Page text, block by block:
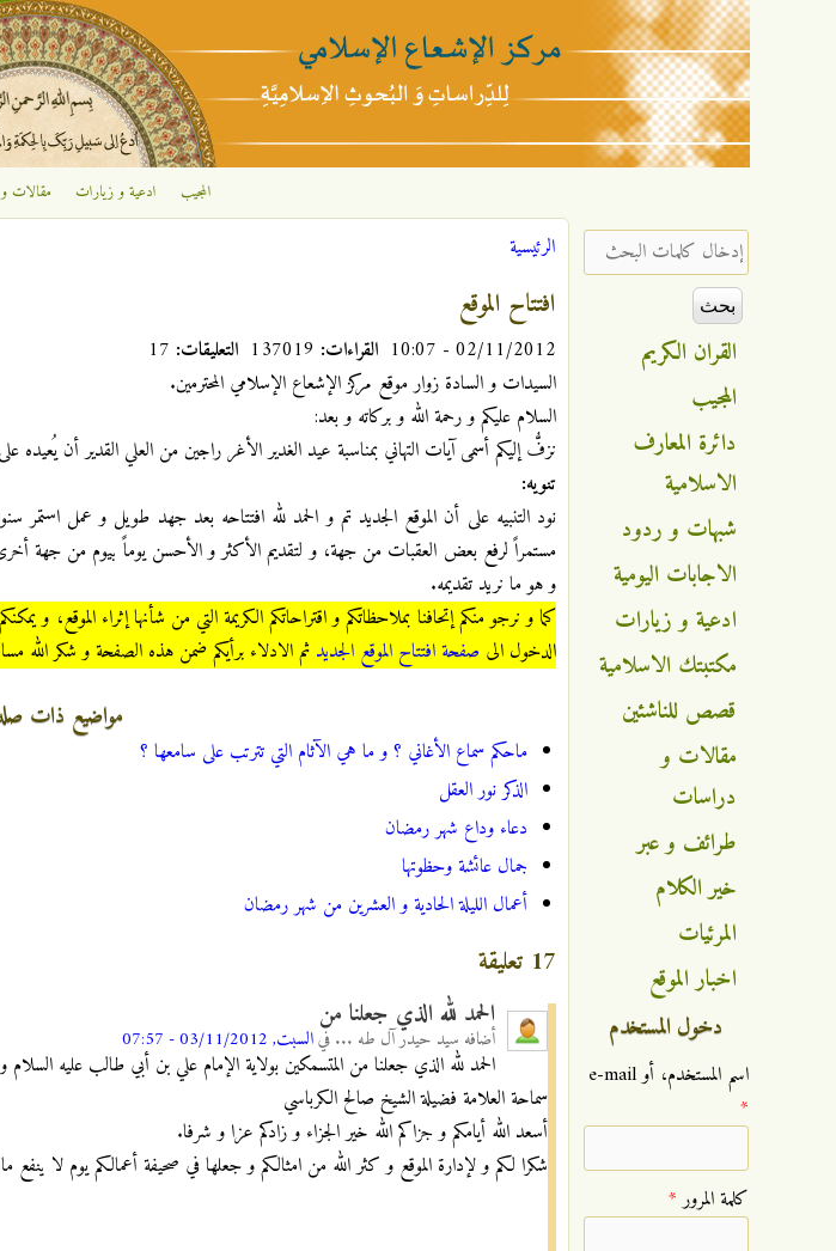
تجاوز إلى المحتوى
الإشعاع
الإسلامي
المجيب ادعية و زيارات مقالات
أنت هنا
الرئيسية
افتتاح الموقع
02/11/2012 - 10:07 القراءات: التعليقات:
السيدات و السادة زوار موقع مركز الإشعاع الإسلامي المحترمين.
السلام عليكم و رحمة الله و بركاته و بعد:
نزفُّ إليكم أسمى آيات التهاني بمناسبة عيد الغدير الأغر راجين من العلي القدير أن يُعيده
تنويه:
نود التنبيه على أن الموقع الجديد تم و الحمد لله افتتاحه بعد جهد طويل و عمل
مستمراً لرفع بعض العقبات من جهة، و لتقديم الأكثر و الأحسن يوماً بيوم من جهة
و هو ما نريد تقديمه.
كما و نرجو منكم إتحافنا بملاحظاتكم و اقتراحاتكم الكريمة التي من شأنها إثراء الموقع، و
الدخول الى صفحة افتتاح الموقع الجديد ثم الادلاء برأيكم ضمن هذه الصفحة و شكر الله
مواضيع ذات
ماحكم سماع الأغاني ؟ و ما هي الآثام التي تترتب على سامعها ؟
الذكر نور العقل
دعاء وداع شهر رمضان
جمال عائشة وحظوتها
أعمال الليلة الحادية و العشرين من شهر رمضان
17 تعليقة
الحمد لله الذي جعلنا من
أضافه سيد حيدر آل طه ... فيالسبت, 03/11/2012 - 07:57
الحمد لله الذي جعلنا من المتسمكين بولاية الإمام علي بن أبي طالب عليه
سماحة العلامة فضيلة الشيخ صالح الكرباسي
أسعد الله أيامكم و جزاكم الله خير الجزاء و زادكم عزا و شرفا.
شكرا لكم و لإدارة الموقع و كثر الله من امثالكم و جعلها في صحيفة أعمالكم يوم لا ينفع
‏إدخال كلمات البحث ‏
القران الكريم
المجيب
دائرة المعارف
الاسلامية
شبهات و ردود
الاجابات اليومية
ادعية و زيارات
مكتبتك الاسلامية
قصص للناشئين
مقالات و
دراسات
طرائف و عبر
خير الكلام
المرئيات
اخبار الموقع
دخول المستخدم
‏اسم المستخدم، أو e-mail
*
‏كلمة المرور ‏*